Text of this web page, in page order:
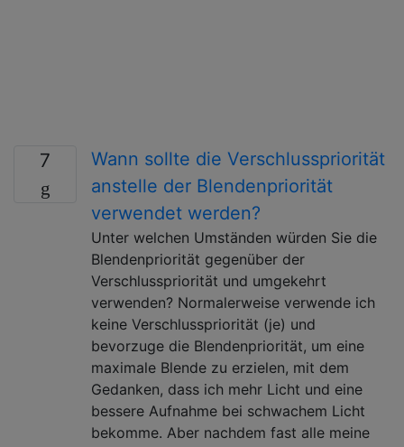
7
Wann sollte die Verschlusspriorität
anstelle der Blendenpriorität
verwendet werden?
Unter welchen Umständen würden Sie die
Blendenpriorität gegenüber der
Verschlusspriorität und umgekehrt
verwenden? Normalerweise verwende ich
keine Verschlusspriorität (je) und
bevorzuge die Blendenpriorität, um eine
maximale Blende zu erzielen, mit dem
Gedanken, dass ich mehr Licht und eine
bessere Aufnahme bei schwachem Licht
bekomme. Aber nachdem fast alle meine